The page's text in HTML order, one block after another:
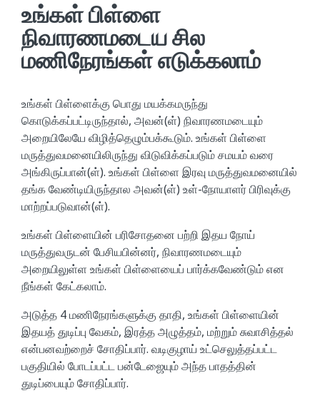
உங்கள் பிள்ளை
நிவாரணமடைய சில
மணிநேரங்கள் எடுக்கலாம்
உங்கள் பிள்ளைக்கு பொது மயக்கமருந்து
கொடுக்கப்பட்டிருந்தால், அவன்(ள்) நிவாரணமடையும்
அறையிலேயே விழித்தெழும்பக்கூடும். உங்கள் பிள்ளை
மருத்துவமனையிலிருந்து விடுவிக்கப்படும் சமயம் வரை
அங்கிருப்பான்(ள்). உங்கள் பிள்ளை இரவு மருத்துவமனையில்
தங்க வேண்டியிருந்தால அவன்(ள்) உள்-நோயாளர் பிரிவுக்கு
மாற்றப்படுவான்(ள்).
உங்கள் பிள்ளையின் பரிசோதனை பற்றி இதய நோய்
மருத்துவருடன் பேசியபின்னர், நிவாரணமடையும்
அறையிலுள்ள உங்கள் பிள்ளையைப் பார்க்கவேண்டும் என
நீங்கள் கேட்கலாம்.
அடுத்த 4 மணிநேரங்களுக்கு தாதி, உங்கள் பிள்ளையின்
இதயத் துடிப்பு வேகம், இரத்த அழுத்தம், மற்றும் சுவாசித்தல்
என்பனவற்றைச் சோதிப்பார். வடிகுழாய் உட்செலுத்தப்பட்ட
பகுதியில் போடப்பட்ட பன்டேஜையும் அந்த பாதத்தின்
துடிப்பையும் சோதிப்பார்.